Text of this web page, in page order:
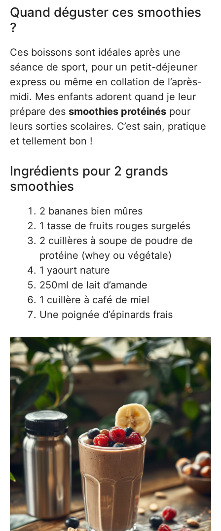
Quand déguster ces smoothies
?
Ces boissons sont idéales après une
séance de sport, pour un petit-déjeuner
express ou même en collation de l’après-
midi. Mes enfants adorent quand je leur
prépare des smoothies protéinés pour
leurs sorties scolaires. C’est sain, pratique
et tellement bon !
Ingrédients pour 2 grands
smoothies
2 bananes bien mûres
1 tasse de fruits rouges surgelés
2 cuillères à soupe de poudre de
protéine (whey ou végétale)
1 yaourt nature
250ml de lait d’amande
1 cuillère à café de miel
Une poignée d’épinards frais